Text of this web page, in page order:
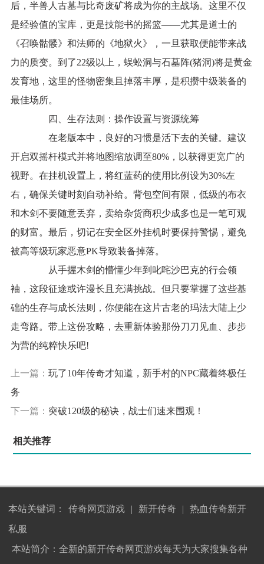
后，半兽人古墓与比奇废矿将成为你的主战场。这里不仅
是经验值的宝库，更是技能书的摇篮——尤其是道士的
《召唤骷髅》和法师的《地狱火》，一旦获取便能带来战
力的质变。到了22级以上，蜈蚣洞与石墓阵(猪洞)将是黄金
发育地，这里的怪物密集且掉落丰厚，是积攒中级装备的
最佳场所。
四、生存法则：操作设置与资源统筹
在老版本中，良好的习惯是活下去的关键。建议
开启双摇杆模式并将地图缩放调至80%，以获得更宽广的
视野。在挂机设置上，将红蓝药的使用比例设为30%左
右，确保关键时刻自动补给。背包空间有限，低级的布衣
和木剑不要随意丢弃，卖给杂货商积少成多也是一笔可观
的财富。最后，切记在安全区外挂机时要保持警惕，避免
被高等级玩家恶意PK导致装备掉落。
从手握木剑的懵懂少年到叱咤沙巴克的行会领
袖，这段征途或许漫长且充满挑战。但只要掌握了这些基
础的生存与成长法则，你便能在这片古老的玛法大陆上少
走弯路。带上这份攻略，去重新体验那份刀刀见血、步步
为营的纯粹快乐吧!
上一篇： 玩了10年传奇才知道，新手村的NPC藏着终极任
务
下一篇： 突破120级的秘诀，战士们速来围观！
相关推荐
本站关键词： 传奇网页游戏 | 新开传奇 |
热血传奇新开
私服
本站简介：全新的新开传奇网页游戏每天为大家搜集各种